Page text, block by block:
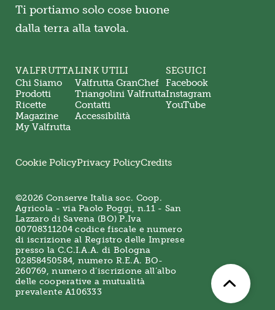
Ti portiamo solo cose buone
dalla terra alla tavola.
VALFRUTTA
Chi Siamo
Prodotti
Ricette
Magazine
My Valfrutta
LINK UTILI
Valfrutta GranChef
Triangolini Valfrutta
Contatti
Accessibilità
SEGUICI
Facebook
Instagram
YouTube
©2026 Conserve Italia soc. Coop.
Agricola - via Paolo Poggi, n.11 - San
Lazzaro di Savena (BO) P.Iva
00708311204 codice fiscale e numero
di iscrizione al Registro delle Imprese
presso la C.C.I.A.A. di Bologna
02858450584, numero R.E.A. BO-
260769, numero d’iscrizione all’albo
delle cooperative a mutualità
prevalente A106333
Cookie PolicyPrivacy PolicyCredits